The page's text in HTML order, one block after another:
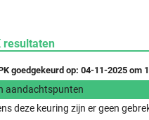
resultaten
goedgekeurd op: 04-11-2025 om
aandachtspunten
deze keuring zijn er geen